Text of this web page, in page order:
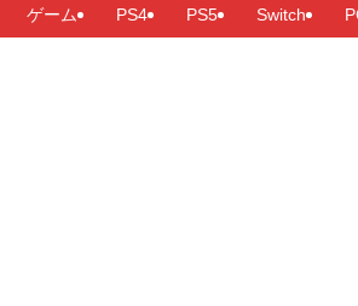
ゲーム PS4 PS5 Switch